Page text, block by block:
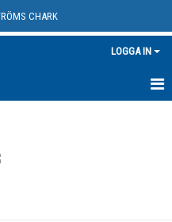
CHARK
LOGGA IN